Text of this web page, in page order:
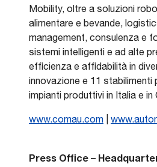
Mobility, oltre a soluzioni
alimentare e bevande,
management, consulenza e
sistemi intelligenti e ad alte
efficienza e affidabilità in
innovazione e 11 stabilimenti
impianti produttivi in Italia e
www.comau.com
Press Office –